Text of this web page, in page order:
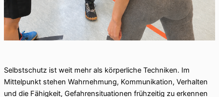
Selbstschutz ist weit mehr als körperliche Techniken. Im
Mittelpunkt stehen Wahrnehmung, Kommunikation, Verhalten
und die Fähigkeit, Gefahrensituationen frühzeitig zu erkennen